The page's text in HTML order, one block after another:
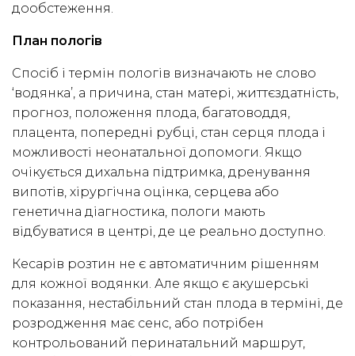
дообстеження.
План пологів
Спосіб і термін пологів визначають не слово
‘водянка’, а причина, стан матері, життєздатність,
прогноз, положення плода, багатоводдя,
плацента, попередні рубці, стан серця плода і
можливості неонатальної допомоги. Якщо
очікується дихальна підтримка, дренування
випотів, хірургічна оцінка, серцева або
генетична діагностика, пологи мають
відбуватися в центрі, де це реально доступно.
Кесарів розтин не є автоматичним рішенням
для кожної водянки. Але якщо є акушерські
показання, нестабільний стан плода в терміні, де
розродження має сенс, або потрібен
контрольований перинатальний маршрут,